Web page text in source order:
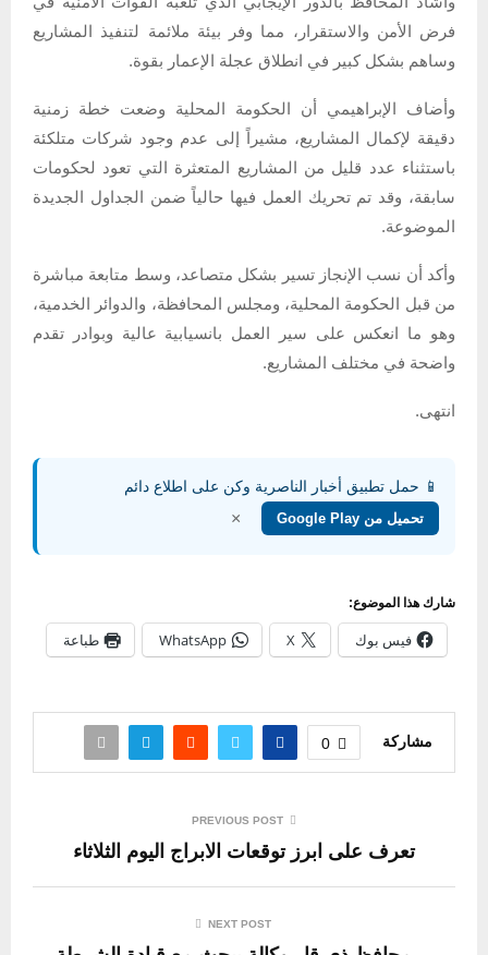
فرض الأمن والاستقرار، مما وفر بيئة ملائمة لتنفيذ المشاريع
وساهم بشكل كبير في انطلاق عجلة الإعمار بقوة.
وأضاف الإبراهيمي أن الحكومة المحلية وضعت خطة زمنية
دقيقة لإكمال المشاريع، مشيراً إلى عدم وجود شركات متلكئة
باستثناء عدد قليل من المشاريع المتعثرة التي تعود لحكومات
سابقة، وقد تم تحريك العمل فيها حالياً ضمن الجداول الجديدة
الموضوعة.
وأكد أن نسب الإنجاز تسير بشكل متصاعد، وسط متابعة مباشرة
من قبل الحكومة المحلية، ومجلس المحافظة، والدوائر الخدمية،
وهو ما انعكس على سير العمل بانسيابية عالية وبوادر تقدم
واضحة في مختلف المشاريع.
انتهى.
📱 حمل تطبيق أخبار الناصرية وكن على اطلاع دائم
تحميل من Google Play ×
شارك هذا الموضوع:
فيس بوك X
WhatsApp طباعة
مشاركة 0
PREVIOUS POST
تعرف على ابرز توقعات الابراج اليوم الثلاثاء
NEXT POST